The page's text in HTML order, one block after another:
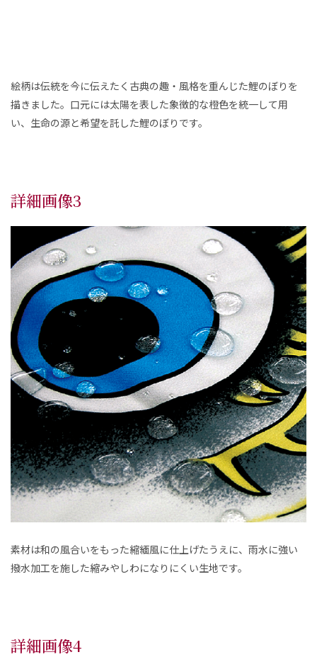
絵柄は伝統を今に伝えたく古典の趣・風格を重んじた鯉のぼりを
描きました。口元には太陽を表した象徴的な橙色を統一して用
い、生命の源と希望を託した鯉のぼりです。
詳細画像3
素材は和の風合いをもった縮緬風に仕上げたうえに、雨水に強い
撥水加工を施した縮みやしわになりにくい生地です。
詳細画像4